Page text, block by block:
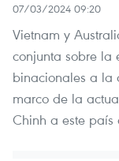
07/03/2024 09:20
Vietnam y
conjunta sobre la
binacionales a la
marco de la
Chinh a este